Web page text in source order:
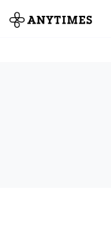
全て